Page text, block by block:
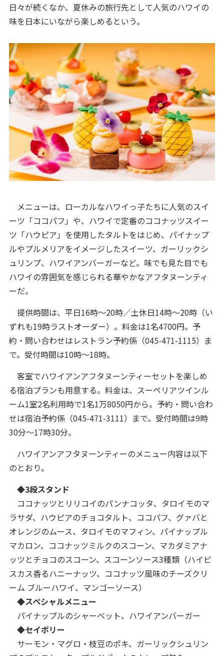
日々が続くなか、夏休みの旅行先として人気のハワイの
味を日本にいながら楽しめるという。
メニューは、ローカルなハワイっ子たちに人気のスイ
ーツ「ココパフ」や、ハワイで定番のココナッツスイー
ツ「ハウピア」を使用したタルトをはじめ、パイナップ
ルやプルメリアをイメージしたスイーツ、ガーリックシ
ュリンプ、ハワイアンバーガーなど。味でも見た目でも
ハワイの雰囲気を感じられる華やかなアフタヌーンティ
ーだ。
提供時間は、平日16時～20時／土休日14時～20時（い
ずれも19時ラストオーダー）。料金は1名4700円。予
約・問い合わせはレストラン予約係（045-471-1115）ま
で。受付時間は10時～18時。
客室でハワイアンアフタヌーンティーセットを楽しめ
る宿泊プランも用意する。料金は、スーペリアツインル
ーム1室2名利用時で1名1万8050円から。予約・問い合わ
せは宿泊予約係（045-471-3111）まで。受付時間は9時
30分～17時30分。
ハワイアンアフタヌーンティーのメニュー内容は以下
のとおり。
◆3段スタンド
ココナッツとリリコイのパンナコッタ、タロイモのマ
ラサダ、ハウピアのチョコタルト、ココパフ、グァバと
オレンジのムース、タロイモのマフィン、パイナップル
マカロン、ココナッツミルクのスコーン、マカダミアナ
ッツとチョコのスコーン、スコーンソース3種類（ハイビ
スカス香るハニーナッツ、ココナッツ風味のチーズクリ
ーム ブルーハワイ、マンゴーソース）
◆スペシャルメニュー
パイナップルのシャーベット、ハワイアンバーガー
◆セイボリー
サーモン・マグロ・枝豆のポキ、ガーリックシュリン